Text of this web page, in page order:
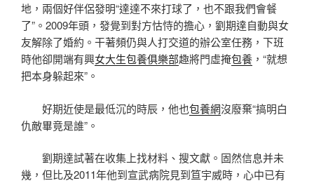
地，兩個好伴侶發明“達達不來打球了，也不跟我們會餐
了”。2009年頭，發覺到對方怙恃的擔心，劉期達自動與女
友解除了婚約。干著頻仍與人打交道的辦公室任務，下班
時他卻開端有興女大生包養俱樂部趣將門虛掩包養 ，“就想
把本身躲起來”。
好期近使是最低沉的時辰，他也包養網沒廢棄“搞明白
仇敵畢竟是誰”。
劉期達試著在收集上找材料、搜文獻。固然信息并未
幾，但比及2011年他到宣武病院見到笪宇威時，心中已有